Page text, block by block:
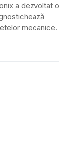
a dezvoltat o
mecanice.